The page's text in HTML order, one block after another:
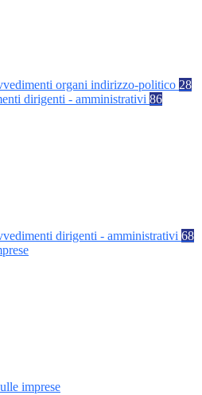
organi indirizzo-politico 28
dirigenti - amministrativi 86
dirigenti - amministrativi 68
imprese